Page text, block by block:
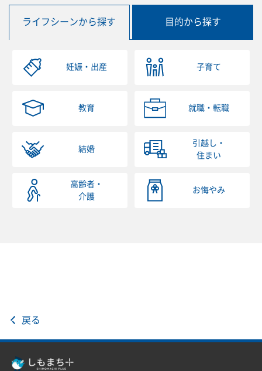
ライフシーンから探す 目的から探す
妊娠・出産 子育て
教育 就職・転職
結婚
引越し・
住まい
高齢者・
介護
お悔やみ
戻る